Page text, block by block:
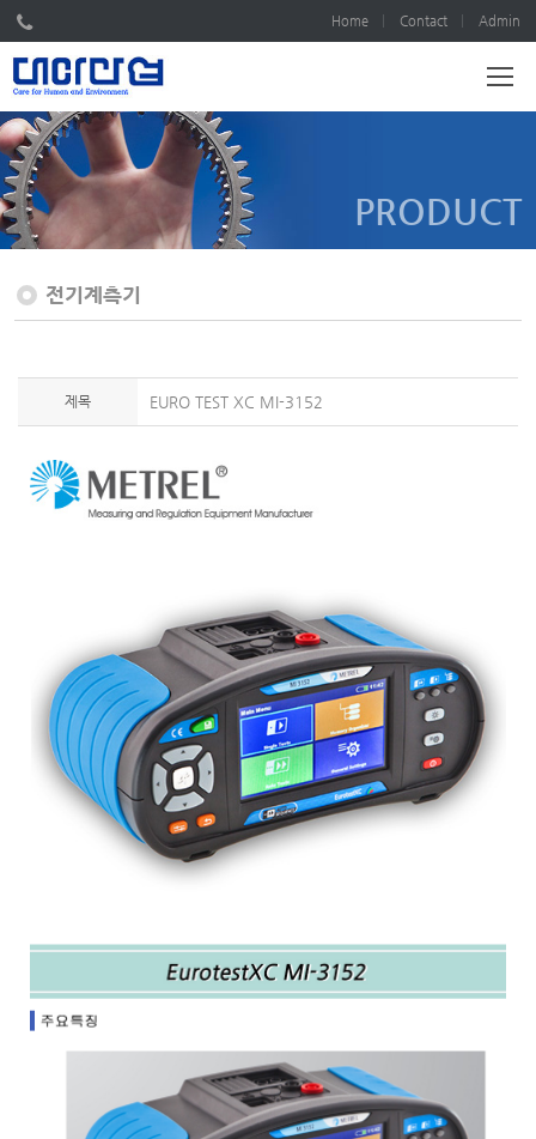
Home Contact Admin
PRODUCT
전기계측기
제목 EURO TEST XC MI-3152